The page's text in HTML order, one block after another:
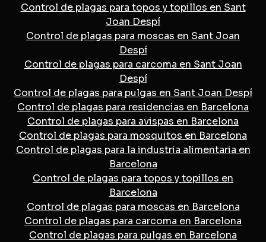
Control de plagas para topos y topillos en Sant
Joan Despí
Control de plagas para moscas en Sant Joan
Despí
Control de plagas para carcoma en Sant Joan
Despí
Control de plagas para pulgas en Sant Joan Despí
Control de plagas para residencias en Barcelona
Control de plagas para avispas en Barcelona
Control de plagas para mosquitos en Barcelona
Control de plagas para la industria alimentaria en
Barcelona
Control de plagas para topos y topillos en
Barcelona
Control de plagas para moscas en Barcelona
Control de plagas para carcoma en Barcelona
Control de plagas para pulgas en Barcelona